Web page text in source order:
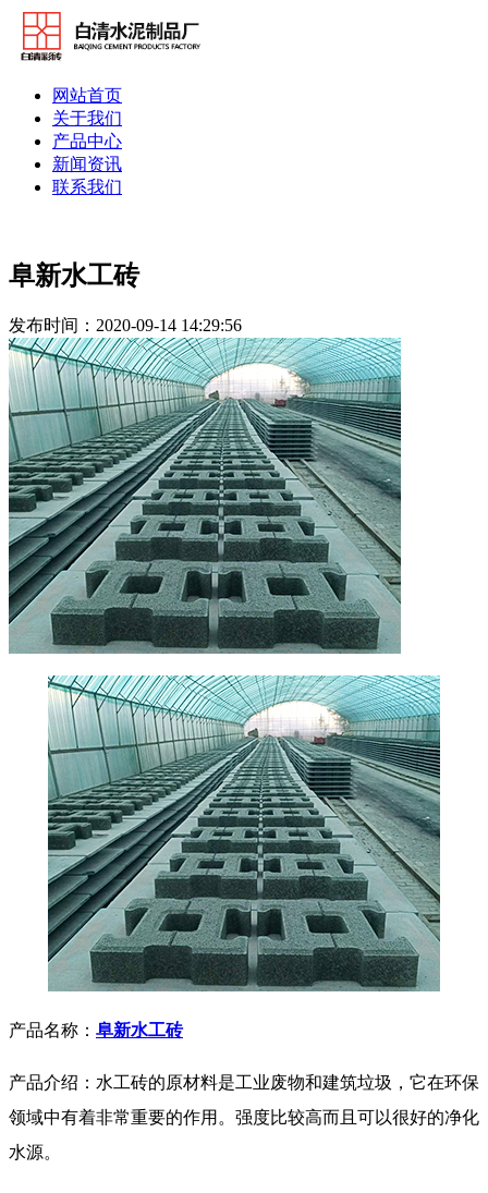
网站首页
关于我们
产品中心
新闻资讯
联系我们
阜新水工砖
发布时间：2020-09-14 14:29:56
产品名称： 阜新水工砖
产品介绍：水工砖的原材料是工业废物和建筑垃圾，它在环保
领域中有着非常重要的作用。强度比较高而且可以很好的净化
水源。